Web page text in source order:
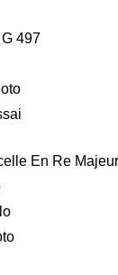
497
En Re